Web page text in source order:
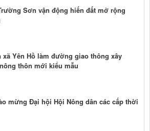
Sơn vận động hiến đất mở rộng
xã Yên Hồ làm đường giao thông xây
thôn mới kiểu mẫu
mừng Đại hội Hội Nông dân các cấp thời